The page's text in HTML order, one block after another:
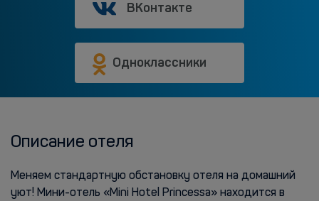
ВКонтакте
Одноклассники
Описание отеля
Меняем стандартную обстановку отеля на домашний
уют! Мини-отель «Mini Hotel Princessa» находится в